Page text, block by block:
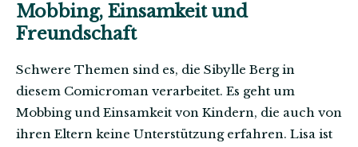
Mobbing, Einsamkeit und
Freundschaft
Schwere Themen sind es, die Sibylle Berg in
diesem Comicroman verarbeitet. Es geht um
Mobbing und Einsamkeit von Kindern, die auch von
ihren Eltern keine Unterstützung erfahren. Lisa ist